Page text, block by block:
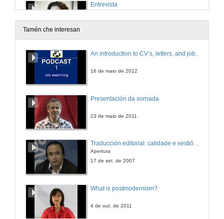
Entrevista
14 de xuño de 2010
Entrevista
Tamén che interesan
An introduction to CV’s, letters, and job searching
16 de maio de 2012
Presentación da xornada
23 de maio de 2011
Traducción editorial: calidade e xestión de proxectos
Apertura
17 de set. de 2007
What is postmodernism?
4 de out. de 2011